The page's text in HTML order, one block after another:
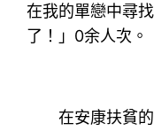
在我的單戀中尋
了！」0余人次。
在安康扶貧的